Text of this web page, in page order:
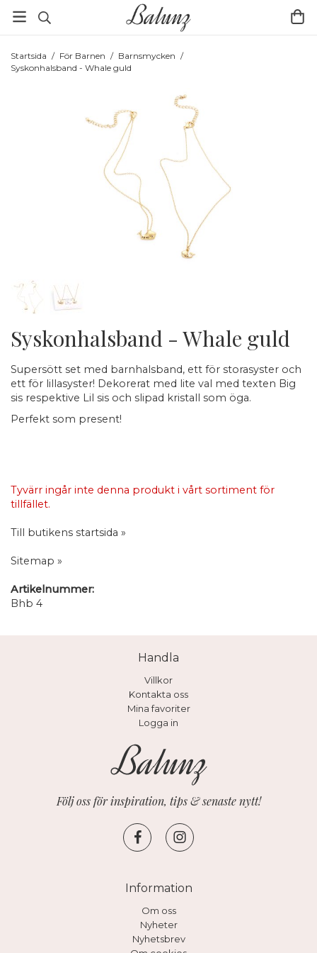
Startsida / För Barnen / Barnsmycken /
Syskonhalsband - Whale guld
Syskonhalsband - Whale guld
Supersött set med barnhalsband, ett för storasyster och
ett för lillasyster! Dekorerat med lite val med texten Big
sis respektive Lil sis och slipad kristall som öga.
Perfekt som present!
Tyvärr ingår inte denna produkt i vårt sortiment för
tillfället.
Till butikens startsida »
Sitemap »
Artikelnummer:
Bhb 4
Handla
Villkor
Kontakta oss
Mina favoriter
Logga in
Följ oss för inspiration, tips & senaste nytt!
Information
Om oss
Nyheter
Nyhetsbrev